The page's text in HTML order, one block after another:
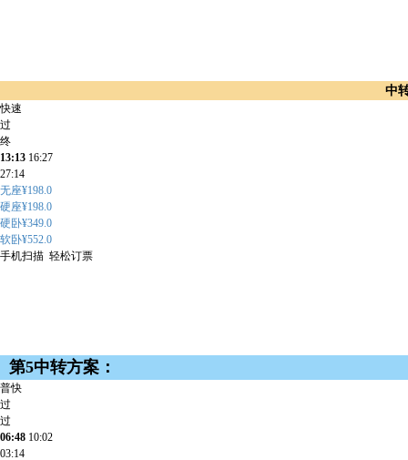
中
快速
过
终
13:13 16:27
27:14
无座¥198.0
硬座¥198.0
硬卧¥349.0
软卧¥552.0
手机扫描 轻松订票
第5中转方案：
普快
过
过
06:48 10:02
03:14